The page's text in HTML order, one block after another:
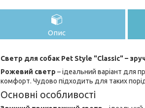
Опис
Светр для собак Pet Style "Classic" –
Рожевий светр – ідеальний варіант для
комфорт. Чудово підходить для таких
Основні особливості